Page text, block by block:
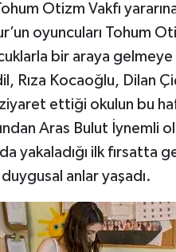
Otizm Vakfı
oyuncuları Tohum
bir araya
Rıza Kocaoğlu, Dilan
ziyaret ettiği okulun bu
Aras Bulut İynemli
yakaladığı ilk
anlar yaşadı.